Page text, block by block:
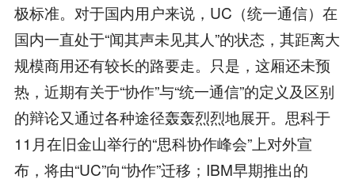
极标准。对于国内用户来说，UC（统一通信）在
国内一直处于“闻其声未见其人”的状态，其距离大
规模商用还有较长的路要走。只是，这厢还未预
热，近期有关于“协作”与“统一通信”的定义及区别
的辩论又通过各种途径轰轰烈烈地展开。思科于
11月在旧金山举行的“思科协作峰会”上对外宣
布，将由“UC”向“协作”迁移；IBM早期推出的